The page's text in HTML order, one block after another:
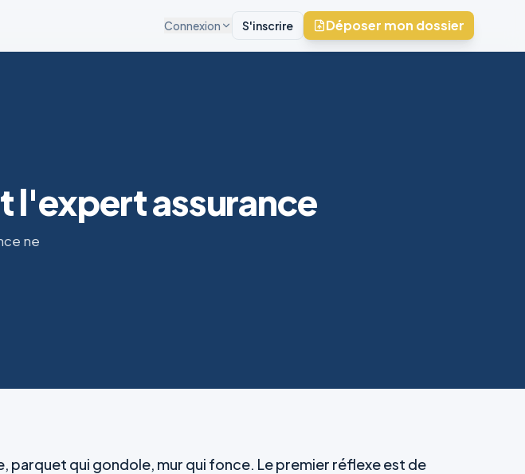
Connexion S'inscrire Déposer mon dossier
l'expert assurance
ne
parquet qui gondole, mur qui fonce. Le premier réflexe est de